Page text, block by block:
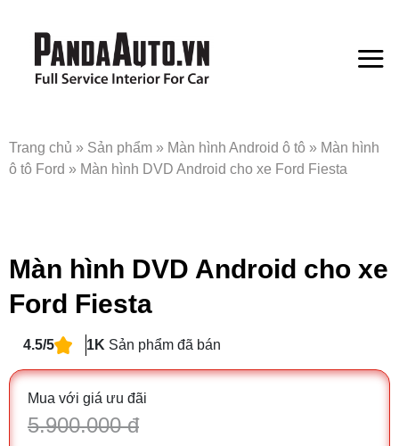
Trang chủ » Sản phẩm » Màn hình Android ô tô » Màn hình
ô tô Ford » Màn hình DVD Android cho xe Ford Fiesta
Màn hình DVD Android cho xe
Ford Fiesta
4.5/5 1K Sản phẩm đã bán
Mua với giá ưu đãi
5.900.000 đ